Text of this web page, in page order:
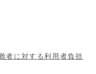
者に対する利用者負担